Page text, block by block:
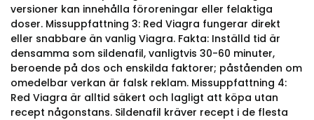
versioner kan innehålla föroreningar eller felaktiga
doser. Missuppfattning 3: Red Viagra fungerar direkt
eller snabbare än vanlig Viagra. Fakta: Inställd tid är
densamma som sildenafil, vanligtvis 30-60 minuter,
beroende på dos och enskilda faktorer; påståenden om
omedelbar verkan är falsk reklam. Missuppfattning 4:
Red Viagra är alltid säkert och lagligt att köpa utan
recept någonstans. Sildenafil kräver recept i de flesta